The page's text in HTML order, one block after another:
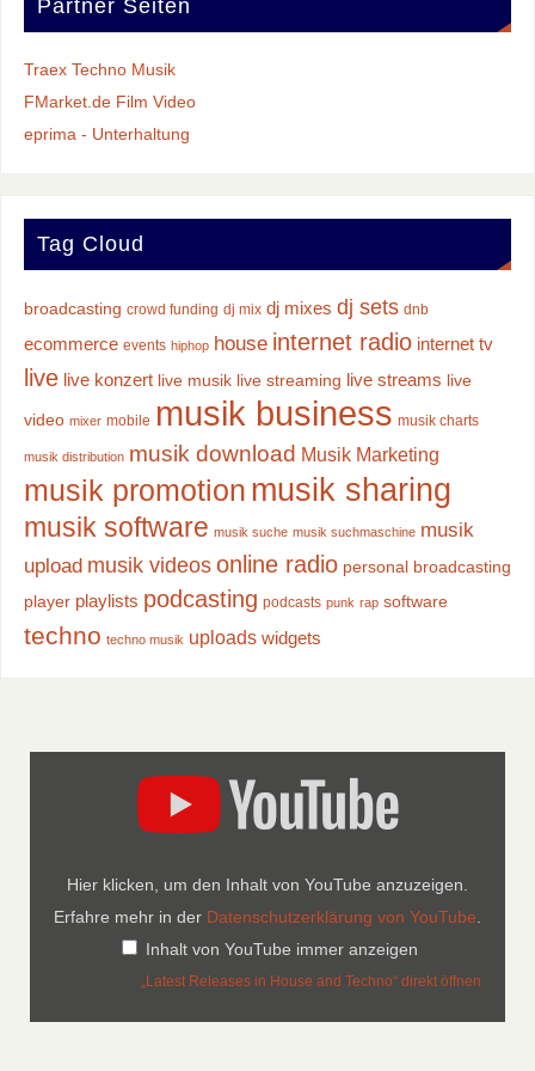
Partner Seiten
Traex Techno Musik
FMarket.de Film Video
eprima - Unterhaltung
Tag Cloud
broadcasting crowd funding dj mix dj mixes dj sets dnb
ecommerce events hiphop house internet radio internet tv
live live konzert live musik live streaming live streams live
video mixer mobile musik business musik charts
musik distribution musik download Musik Marketing
musik promotion musik sharing
musik software musik suche musik suchmaschine musik
upload musik videos online radio personal broadcasting
player playlists podcasting podcasts punk rap software
techno techno musik uploads widgets
Hier klicken, um den Inhalt von YouTube anzuzeigen.
Erfahre mehr in der Datenschutzerklärung von YouTube
Inhalt von YouTube immer anzeigen
„Latest Releases in House and Techno“ direkt öffnen